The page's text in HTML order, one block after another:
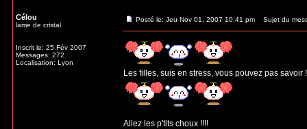
Célou
lame de cristal
Inscrit le: 25 Fév 2007
Messages: 272
Localisation: Lyon
Posté le: Jeu Nov 01, 2007 10:41 pm Sujet du
Les filles, suis en stress, vous pouvez pas savoir
Allez les p'tits choux !!!!